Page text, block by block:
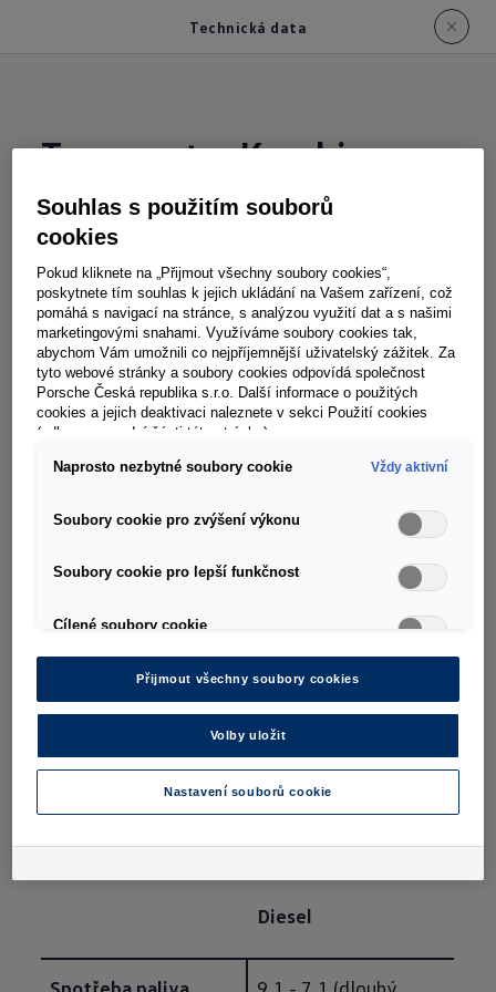
Technická data
Transporter Kombi
Technická data
Vybrané údaje o jednotlivých modelových
variantách najdete v tabulkách níže na této
stránce. Technická data naleznete také zde
Kombičiskříňová varianta,Plus a L-Shape,
nebo u vámi zvolené varianty vozu v
konfigurátoru(detail vozidla, technická data).
Transporter Kombi
Technická data
Diesel
Souhlas s použitím souborů
cookies
Pokud kliknete na „Přijmout všechny soubory cookies“,
poskytnete tím souhlas k jejich ukládání na Vašem zařízení, což
pomáhá s navigací na stránce, s analýzou využití dat a s našimi
marketingovými snahami. Využíváme soubory cookies tak,
abychom Vám umožnili co nejpříjemnější uživatelský zážitek. Za
tyto webové stránky a soubory cookies odpovídá společnost
Porsche Česká republika s.r.o. Další informace o použitých
cookies a jejich deaktivaci naleznete v sekci Použití cookies
(odkaz ve spodní části této stránky).
Naprosto nezbytné soubory cookie Vždy aktivní
Soubory cookie pro zvýšení výkonu
Soubory cookie pro lepší funkčnost
Cílené soubory cookie
Přijmout všechny soubory cookies
Volby uložit
Nastavení souborů cookie